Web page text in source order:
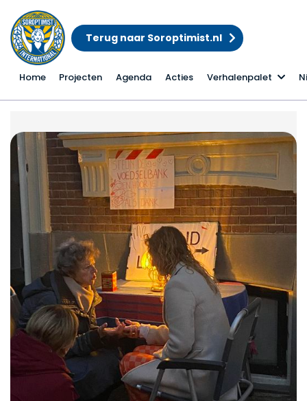
Terug naar Soroptimist.nl
Home Projecten Agenda Acties Verhalenpalet
Koningsnacht 2024